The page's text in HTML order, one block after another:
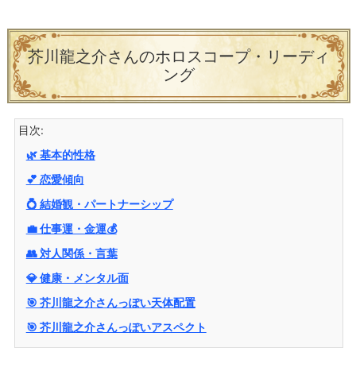
芥川龍之介さんのホロスコープ・リーディ
ング
目次:
🌿 基本的性格
💕 恋愛傾向
💍 結婚観・パートナーシップ
💼 仕事運・金運💰
👥 対人関係・言葉
💎 健康・メンタル面
🎯 芥川龍之介さんっぽい天体配置
🎯 芥川龍之介さんっぽいアスペクト